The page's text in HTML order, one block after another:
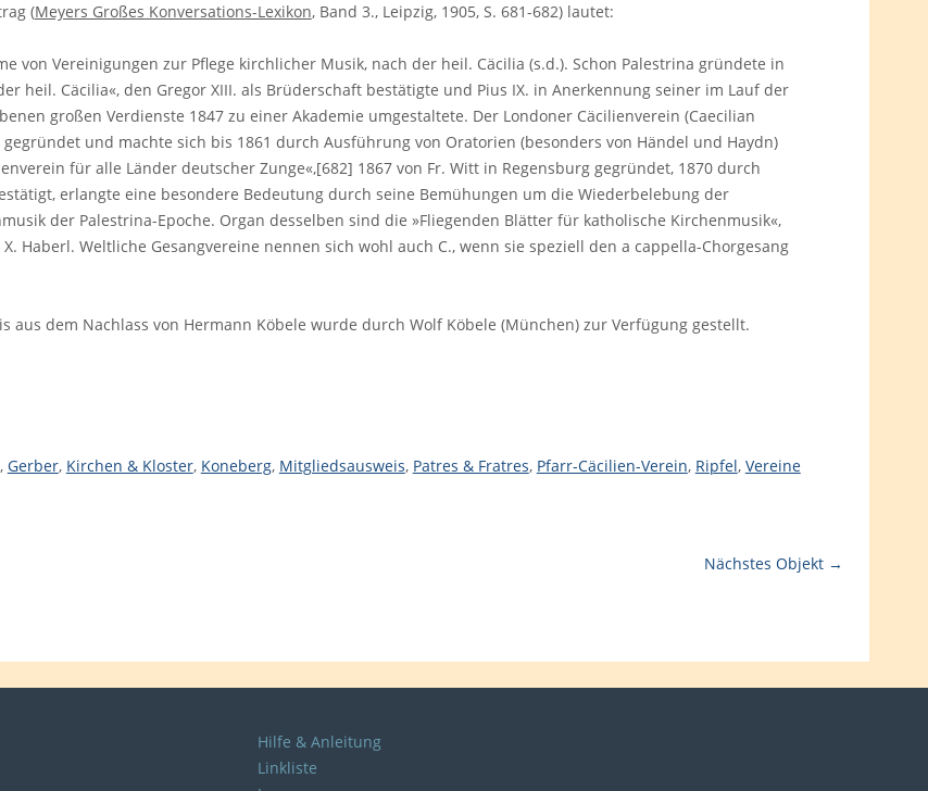
(Meyers Großes Konversations-Lexikon, Band 3., Leipzig, 1905, S. 681-682) lautet:
von Vereinigungen zur Pflege kirchlicher Musik, nach der heil. Cäcilia (s.d.). Schon Palestrina gründete in
heil. Cäcilia«, den Gregor XIII. als Brüderschaft bestätigte und Pius IX. in Anerkennung seiner im Lauf der
großen Verdienste 1847 zu einer Akademie umgestaltete. Der Londoner Cäcilienverein (Caecilian
gegründet und machte sich bis 1861 durch Ausführung von Oratorien (besonders von Händel und Haydn)
für alle Länder deutscher Zunge«,[682] 1867 von Fr. Witt in Regensburg gegründet, 1870 durch
erlangte eine besondere Bedeutung durch seine Bemühungen um die Wiederbelebung der
der Palestrina-Epoche. Organ desselben sind die »Fliegenden Blätter für katholische Kirchenmusik«,
Haberl. Weltliche Gesangvereine nennen sich wohl auch C., wenn sie speziell den a cappella-Chorgesang
aus dem Nachlass von Hermann Köbele wurde durch Wolf Köbele (München) zur Verfügung gestellt.
, Gerber, Kirchen & Kloster, Koneberg, Mitgliedsausweis, Patres & Fratres, Pfarr-Cäcilien-Verein, Ripfel, Vereine
Nächstes Objekt →
Hilfe & Anleitung
Linkliste